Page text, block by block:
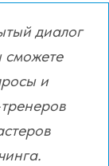
диалог
сможете
и